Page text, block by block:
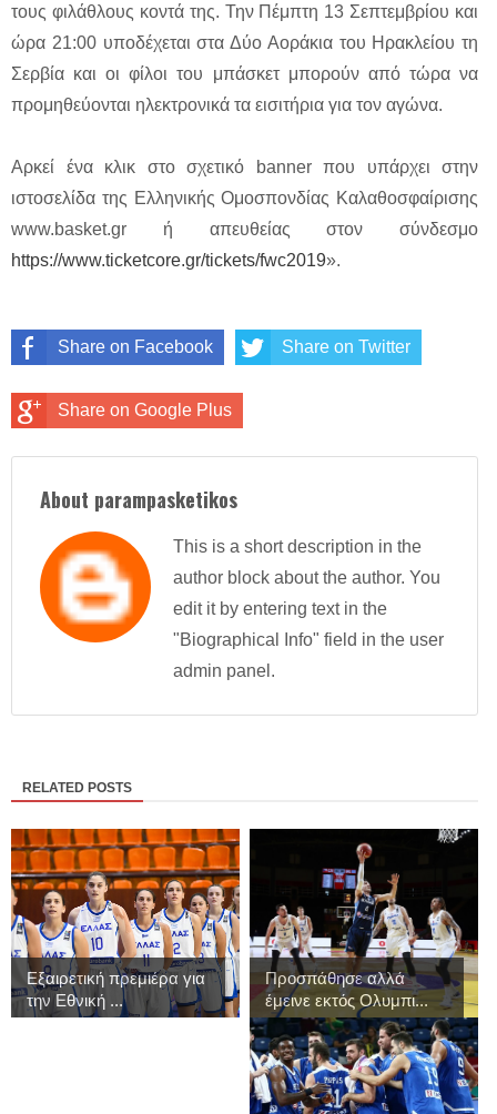
τους φιλάθλους κοντά της. Την Πέμπτη 13 Σεπτεμβρίου και
ώρα 21:00 υποδέχεται στα Δύο Αοράκια του Ηρακλείου τη
Σερβία και οι φίλοι του μπάσκετ μπορούν από τώρα να
προμηθεύονται ηλεκτρονικά τα εισιτήρια για τον αγώνα.
Αρκεί ένα κλικ στο σχετικό banner που υπάρχει στην
ιστοσελίδα της Ελληνικής Ομοσπονδίας Καλαθοσφαίρισης
www.basket.gr ή απευθείας στον σύνδεσμο
https://www.ticketcore.gr/tickets/fwc2019».
Share on Facebook Share on Twitter
Share on Google Plus
About parampasketikos
This is a short description in the
author block about the author. You
edit it by entering text in the
"Biographical Info" field in the user
admin panel.
RELATED POSTS
Εξαιρετική πρεμιέρα για
την Εθνική ...
Προσπάθησε αλλά
έμεινε εκτός Ολυμπι...